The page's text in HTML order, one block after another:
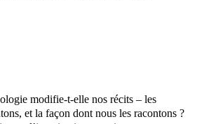
modifie-t-elle nos récits – les
et la façon dont nous les racontons ?